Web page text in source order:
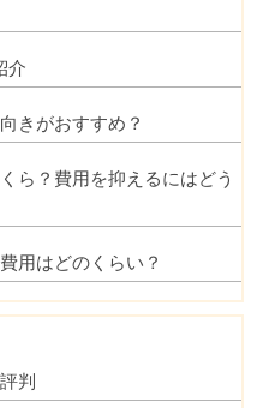
介
きがおすすめ？
ら？費用を抑えるにはどう
用はどのくらい？
判